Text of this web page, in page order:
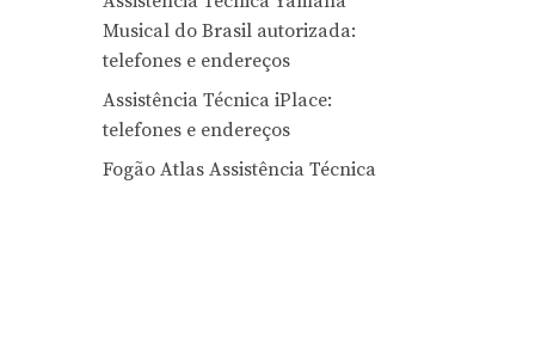
Musical do Brasil autorizada:
telefones e endereços
Assistência Técnica iPlace:
telefones e endereços
Fogão Atlas Assistência Técnica